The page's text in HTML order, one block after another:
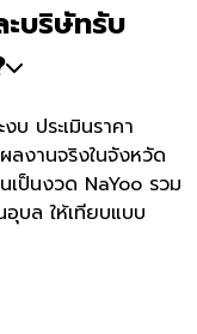
บริษัทรับ
บ ประเมินราคา
ลงานจริงในจังหวัด
ป็นงวด NaYoo รวม
บล ให้เทียบแบบ